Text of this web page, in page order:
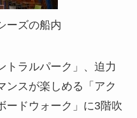
ーズの船内
ラルパーク」、迫力
ンスが楽しめる「アク
ードウォーク」に3階吹